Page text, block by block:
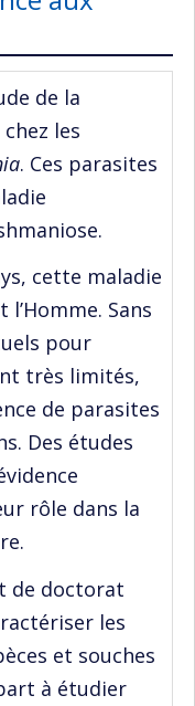
de la
les
. Ces parasites
cette maladie
Sans
pour
très limités,
de parasites
Des études
rôle dans la
de doctorat
les
et souches
à étudier